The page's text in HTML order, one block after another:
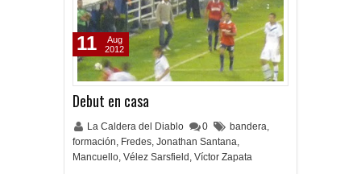
Debut en casa
La Caldera del Diablo 0 bandera,
formación, Fredes, Jonathan Santana,
Mancuello, Vélez Sarsfield , Víctor Zapata
11
Aug
2012